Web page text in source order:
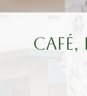
CAFÉ,